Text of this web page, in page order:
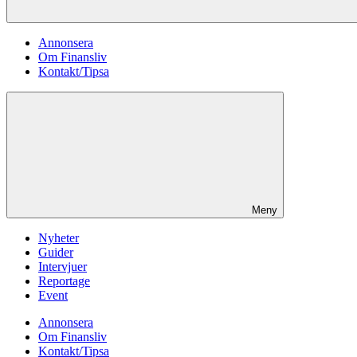
Annonsera
Om Finansliv
Kontakt/Tipsa
Meny
Nyheter
Guider
Intervjuer
Reportage
Event
Annonsera
Om Finansliv
Kontakt/Tipsa